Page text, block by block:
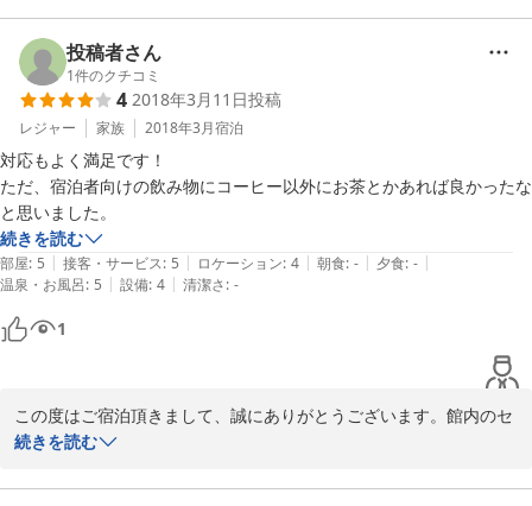
投稿者さん
1件のクチコミ
4 2018年3月11日投稿
レジャー 家族 2018年3月宿泊
対応もよく満足です！
ただ、宿泊者向けの飲み物にコーヒー以外にお茶とかあれば良かったな
と思いました。
続きを読む
部屋: 5 | 接客・サービス: 5 | ロケーション: 4 | 朝食: - | 夕食: - |
温泉・お風呂: 5 | 設備: 4 | 清潔さ: -
1
この度はご宿泊頂きまして、誠にありがとうございます。館内のセ
ルフドリンクコーナーにつきまして、貴重なご意見ありがとうござ
プも充実させたいと思います！
続きを読む